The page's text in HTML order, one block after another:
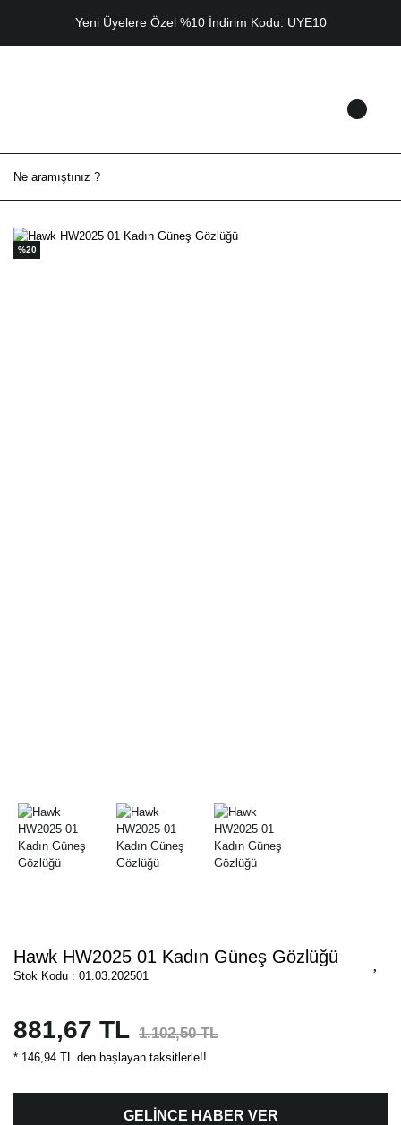
Yeni Üyelere Özel %10 İndirim Kodu: UYE10
%20
Hawk HW2025 01 Kadın Güneş Gözlüğü
Stok Kodu : 01.03.202501
881,67 TL 1.102,50 TL
* 146,94 TL den başlayan taksitlerle!!
GELİNCE HABER VER